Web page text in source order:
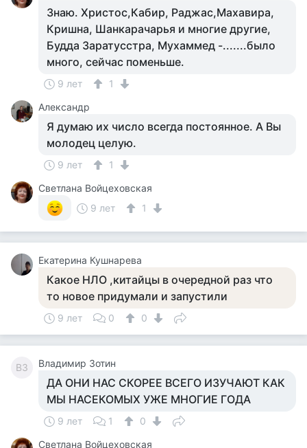
Знаю. Христос,Кабир, Раджас,Махавира,
Кришна, Шанкарачарья и многие другие,
Будда Заратусстра, Мухаммед -.......было
много, сейчас поменьше.
9 лет
1
Александр
Я думаю их число всегда постоянное. А Вы
молодец целую.
9 лет
1
Светлана Войцеховская
9 лет
1
Екатерина Кушнарева
Какое НЛО ,китайцы в очередной раз что
то новое придумали и запустили
9 лет 0 0
ВЗ Владимир Зотин
ДА ОНИ НАС СКОРЕЕ ВСЕГО ИЗУЧАЮТ КАК
МЫ НАСЕКОМЫХ УЖЕ МНОГИЕ ГОДА
9 лет 1
0
Светлана Войцеховская